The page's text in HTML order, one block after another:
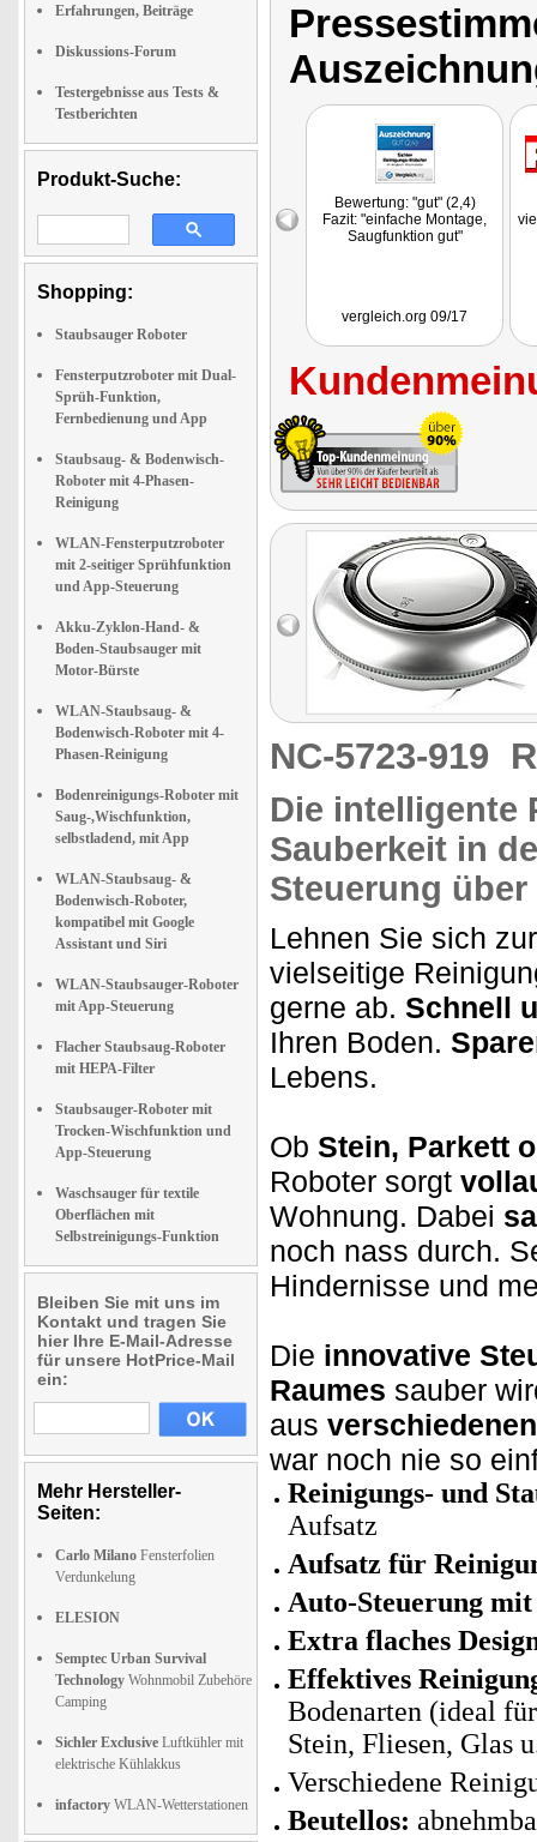
Erfahrungen, Beiträge
Diskussions-Forum
Testergebnisse aus Tests &
Testberichten
Produkt-Suche:
Shopping:
Staubsauger Roboter
Fensterputzroboter mit Dual-
Sprüh-Funktion,
Fernbedienung und App
Staubsaug- & Bodenwisch-
Roboter mit 4-Phasen-
Reinigung
WLAN-Fensterputzroboter
mit 2-seitiger Sprühfunktion
und App-Steuerung
Akku-Zyklon-Hand- &
Boden-Staubsauger mit
Motor-Bürste
WLAN-Staubsaug- &
Bodenwisch-Roboter mit 4-
Phasen-Reinigung
Bodenreinigungs-Roboter mit
Saug-,Wischfunktion,
selbstladend, mit App
WLAN-Staubsaug- &
Bodenwisch-Roboter,
kompatibel mit Google
Assistant und Siri
WLAN-Staubsauger-Roboter
mit App-Steuerung
Flacher Staubsaug-Roboter
mit HEPA-Filter
Staubsauger-Roboter mit
Trocken-Wischfunktion und
App-Steuerung
Waschsauger für textile
Oberflächen mit
Selbstreinigungs-Funktion
Bleiben Sie mit uns im
Kontakt und tragen Sie
hier Ihre E-Mail-Adresse
für unsere HotPrice-Mail
ein:
Mehr Hersteller-
Seiten:
Carlo Milano Fensterfolien
Verdunkelung
ELESION
Semptec Urban Survival
Technology Wohnmobil Zubehöre
Camping
Sichler Exclusive Luftkühler mit
elektrische Kühlakkus
infactory WLAN-Wetterstationen
Bewertung: "gut" (2,4)
Fazit: "einfache Montage,
Saugfunktion gut"
vergleich.org 09/17
NC-5723-919
Die intelligente
Sauberkeit in
Steuerung über
Lehnen Sie sich
vielseitige
gerne ab. Schnell
Ihren Boden.
Lebens.
Ob Stein, Parkett
Roboter sorgt
Wohnung. Dabei
noch nass durch.
Hindernisse und
Die innovative
Raumes sauber
aus
war noch nie so
Reinigungs- und
Aufsatz
Aufsatz für
Auto-Steuerung mit
Extra flaches
Effektives
Bodenarten (ideal
Stein, Fliesen, Glas
Verschiedene
Beutellos: